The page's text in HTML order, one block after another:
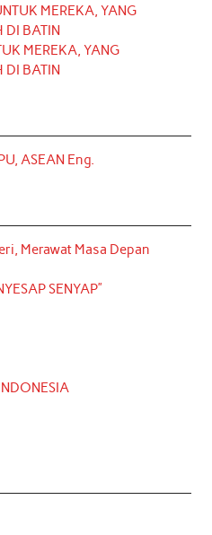
MEREKA, YANG
DI BATIN
MEREKA, YANG
DI BATIN
ASEAN Eng.
Merawat Masa Depan
SENYAP”